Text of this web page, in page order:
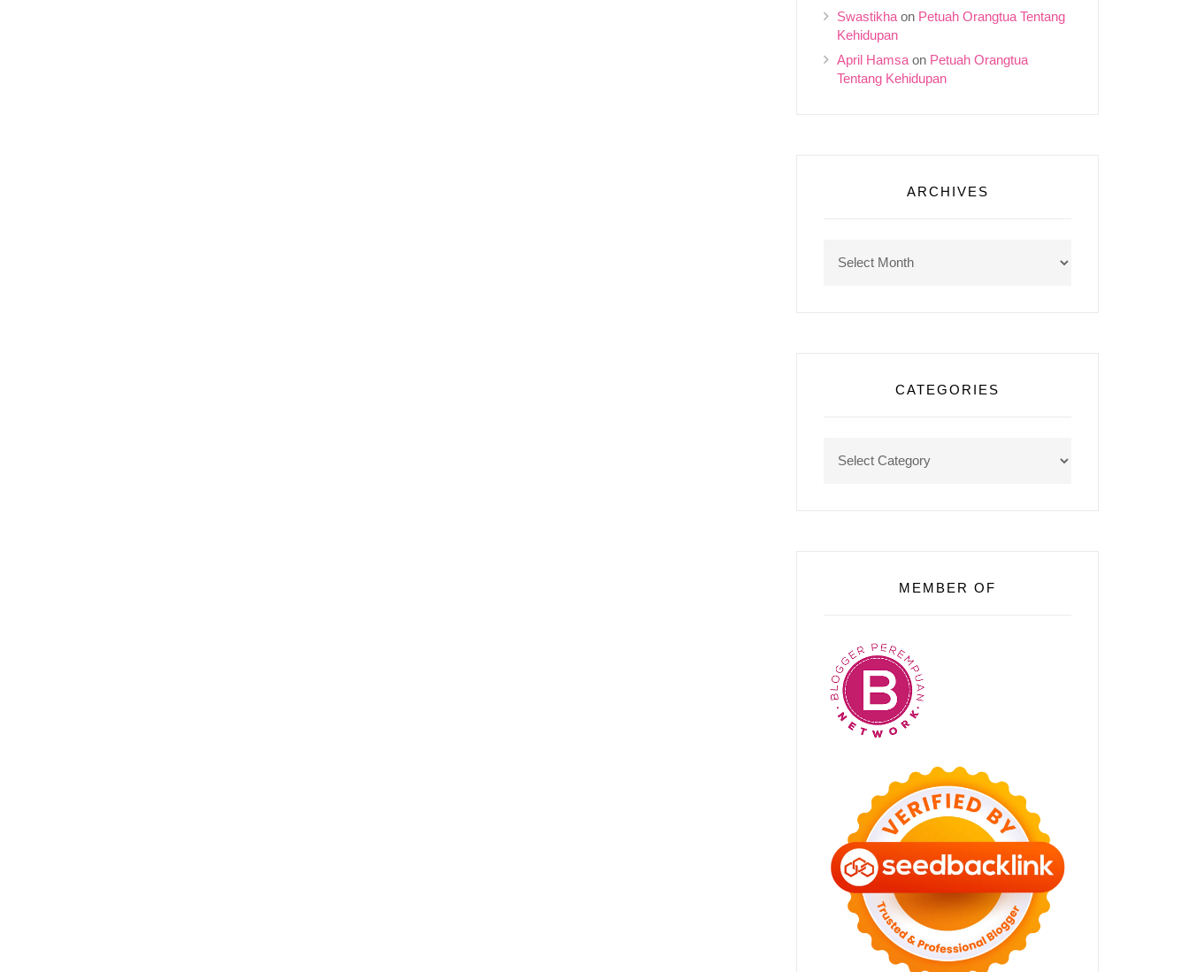
Swastikha on Petuah Orangtua Tentang
Kehidupan
April Hamsa on Petuah Orangtua
Tentang Kehidupan
ARCHIVES
CATEGORIES
MEMBER OF